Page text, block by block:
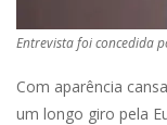
Entrevista foi concedida
Com aparência
um longo giro pela